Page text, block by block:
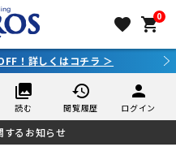
favorite 0
shopping_cart
！詳しくはコチラ ＞
collections
読む
history
閲覧履歴
person
ログイン
するお知らせ